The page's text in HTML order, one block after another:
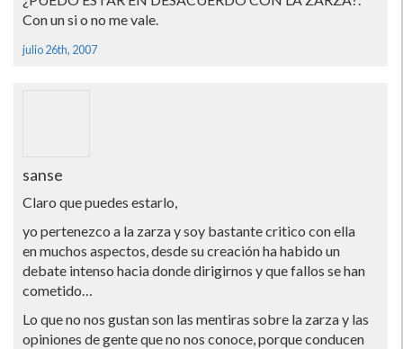
Con un si o no me vale.
julio 26th, 2007
sanse
Claro que puedes estarlo,
yo pertenezco a la zarza y soy bastante critico con ella
en muchos aspectos, desde su creación ha habido un
debate intenso hacia donde dirigirnos y que fallos se han
cometido…
Lo que no nos gustan son las mentiras sobre la zarza y las
opiniones de gente que no nos conoce, porque conducen